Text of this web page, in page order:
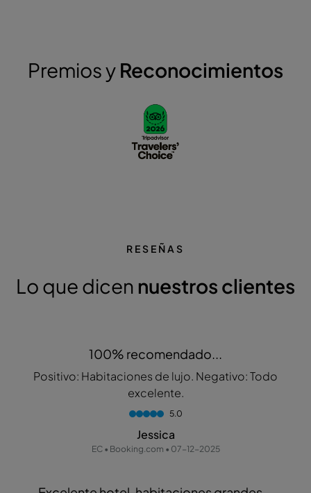
Premios y Reconocimientos
RESEÑAS
Lo que dicen nuestros clientes
100% recomendado...
Positivo: Habitaciones de lujo. Negativo: Todo
excelente.
5.0
Jessica
EC • Booking.com • 07-12-2025